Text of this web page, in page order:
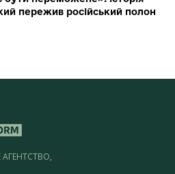
пережив російський полон
АГЕНТСТВО,